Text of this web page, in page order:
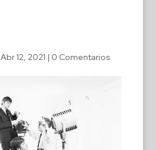
Abr 12, 2021 | 0 Comentarios